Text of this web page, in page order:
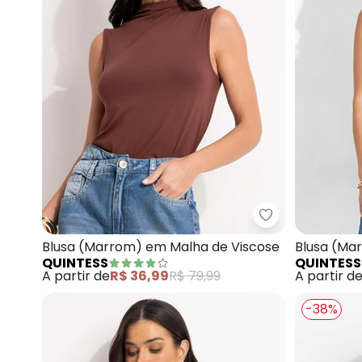
Quintess -
Blusa (Marrom) em Malha de Viscose
QUINTESS
A partir deR$ 36,99R$ 79,99
Blusa
QUINTESS
A partir de
-38%